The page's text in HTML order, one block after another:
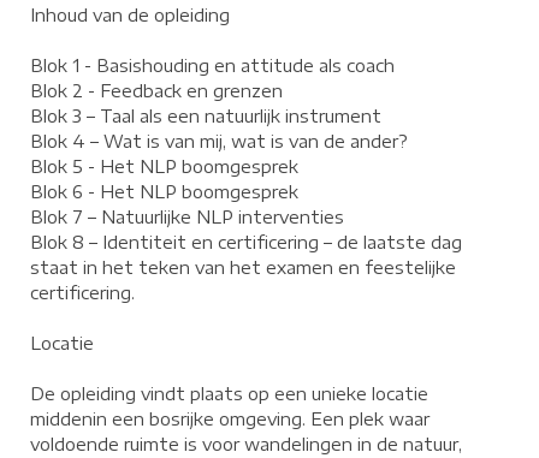
Inhoud van de opleiding
Blok 1 - Basishouding en attitude als coach
Blok 2 - Feedback en grenzen
Blok 3 – Taal als een natuurlijk instrument
Blok 4 – Wat is van mij, wat is van de ander?
Blok 5 - Het NLP boomgesprek
Blok 6 - Het NLP boomgesprek
Blok 7 – Natuurlijke NLP interventies
Blok 8 – Identiteit en certificering – de laatste dag
staat in het teken van het examen en feestelijke
certificering.
Locatie
De opleiding vindt plaats op een unieke locatie
middenin een bosrijke omgeving. Een plek waar
voldoende ruimte is voor wandelingen in de natuur,